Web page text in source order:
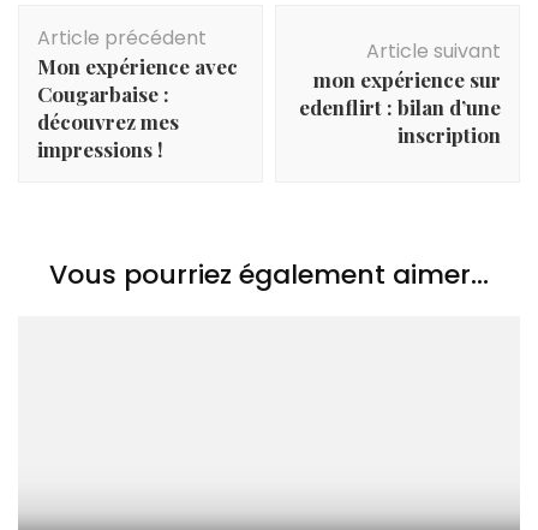
d'article
Article précédent
Mon expérience avec
Cougarbaise :
découvrez mes
impressions !
Article suivant
mon expérience sur
edenflirt : bilan d’une
inscription
Vous pourriez également aimer...